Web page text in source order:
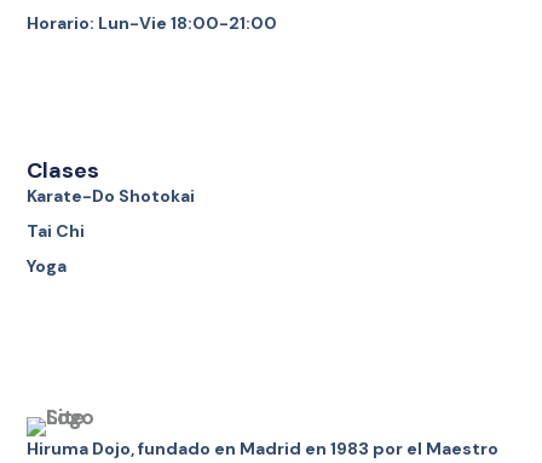
Hiruma Dojo, fundado en Madrid en 1983 por el Maestro
Clases
Karate-Do Shotokai
Tai Chi
Yoga
Horario: Lun-Vie 18:00-21:00